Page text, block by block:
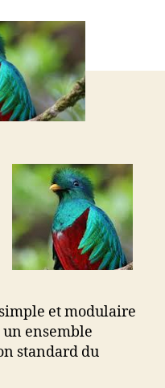
Quantal
–
Script
de
post
install
et modulaire
ensemble
standard du